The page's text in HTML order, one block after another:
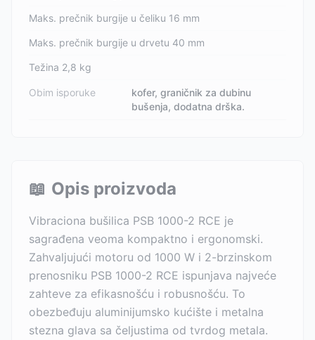
Maks. prečnik burgije u čeliku 16 mm
Maks. prečnik burgije u drvetu 40 mm
Težina 2,8 kg
Obim isporuke
kofer, graničnik za dubinu
bušenja, dodatna drška.
📖 Opis proizvoda
Vibraciona bušilica PSB 1000-2 RCE je
sagrađena veoma kompaktno i ergonomski.
Zahvaljujući motoru od 1000 W i 2-brzinskom
prenosniku PSB 1000-2 RCE ispunjava najveće
zahteve za efikasnošću i robusnošću. To
obezbeđuju aluminijumsko kućište i metalna
stezna glava sa čeljustima od tvrdog metala.